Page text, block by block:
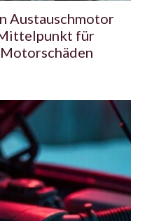
Austauschmotor
für